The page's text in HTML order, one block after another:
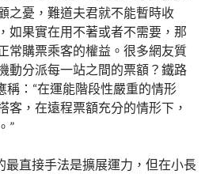
之憂，難道夫君就不能暫時收
如果實在用不著或者不需要，那
常購票乘客的權益。很多網友質
動分派每一站之間的票額？鐵路
稱：“在運能階段性嚴重的情形
客，在遠程票額充分的情形下，
”
最直接手法是擴展運力，但在小長